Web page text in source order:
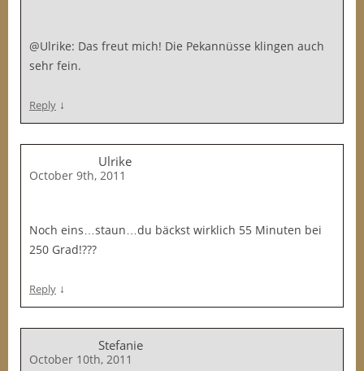
@Ulrike: Das freut mich! Die Pekannüsse klingen auch
sehr fein.
Reply ↓
Ulrike
October 9th, 2011
Noch eins…staun…du bäckst wirklich 55 Minuten bei
250 Grad!???
Reply ↓
Stefanie
October 10th, 2011